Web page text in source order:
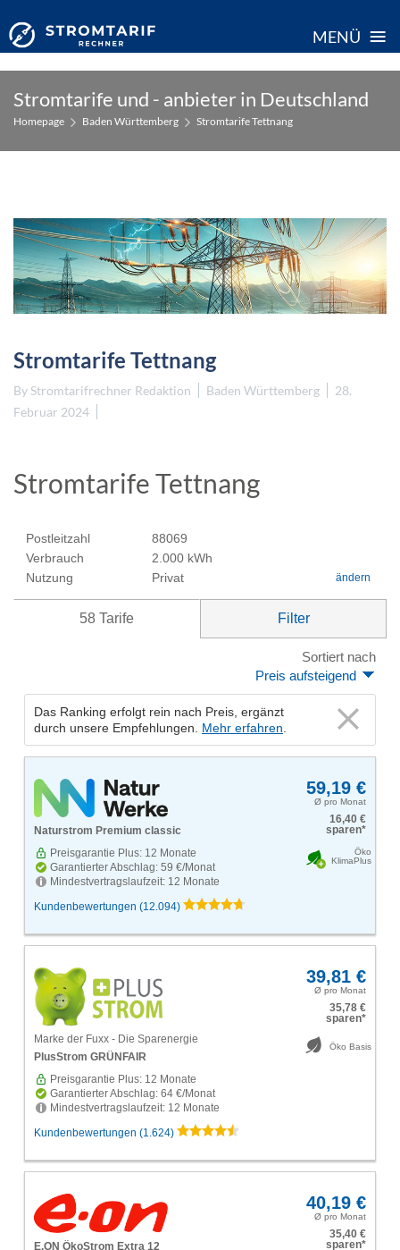
MENÜ ≡
content
Stromtarife und - anbieter in Deutschland
Homepage Baden Württemberg Stromtarife Tettnang
Stromtarife Tettnang
By Stromtarifrechner Redaktion Baden Württemberg
28.
Februar 2024
Stromtarife Tettnang